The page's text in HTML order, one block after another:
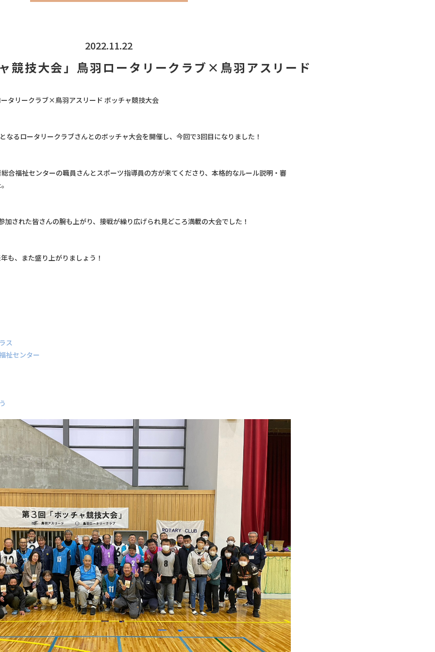
2022.11.22
競技大会」鳥羽ロータリークラブ×鳥羽アスリード
タリークラブ×鳥羽アスリード ボッチャ競技大会
なるロータリークラブさんとのボッチャ大会を開催し、今回で3回目になりました！
合福祉センターの職員さんとスポーツ指導員の方が来てくださり、本格的なルール説明・審
加された皆さんの腕も上がり、接戦が繰り広げられ見どころ満載の大会でした！
も、また盛り上がりましょう！
ス
祉センター